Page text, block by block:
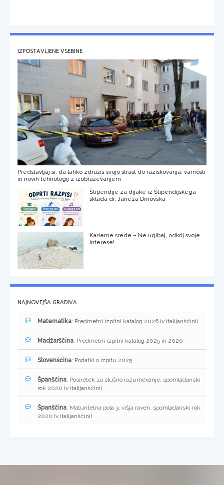
IZPOSTAVLJENE VSEBINE
Predstavljaj si, da lahko združiš svojo strast do raziskovanja, varnosti
in novih tehnologij z izobraževanjem
Štipendije za dijake iz Štipendijskega
sklada dr. Janeza Drnovška
Karierne srede – Ne ugibaj, odkrij svoje
interese!
NAJNOVEJŠA GRADIVA
Matematika: Predmetni izpitni katalog 2026 (v italijanščini)
Madžarščina: Predmetni izpitni katalog 2025 in 2026
Slovenščina: Podatki o izpitu 2025
Španščina: Posnetek za slušno razumevanje, spomladanski
rok 2020 (v italijanščini)
Španščina: Maturitetna pola 3, višja raven, spomladanski rok
2020 (v italijanščini)